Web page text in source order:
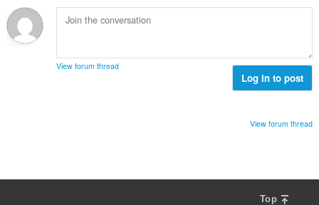
View forum thread
Log in to post
View forum thread
Top